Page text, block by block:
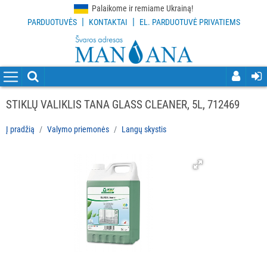
Palaikome ir remiame Ukrainą!
PARDUOTUVĖS | KONTAKTAI | EL. PARDUOTUVĖ PRIVATIEMS
VALYMO
PRIEMONĖS
Indų
STIKLŲ VALIKLIS TANA GLASS CLEANER, 5L, 712469
Į pradžią Valymo priemonės Langų skystis